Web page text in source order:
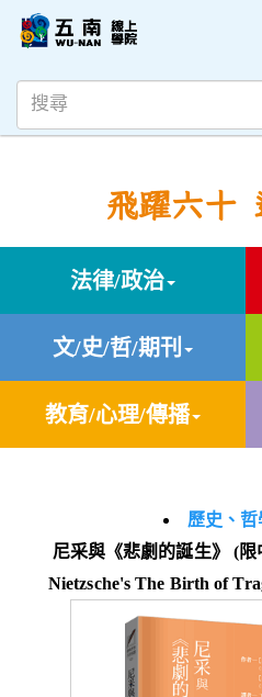
飛躍六十
法律/政治
文/史/哲/期刊
教育/心理/傳播
歷史、
尼采與《悲劇的誕生》 (
Nietzsche's The Birth of